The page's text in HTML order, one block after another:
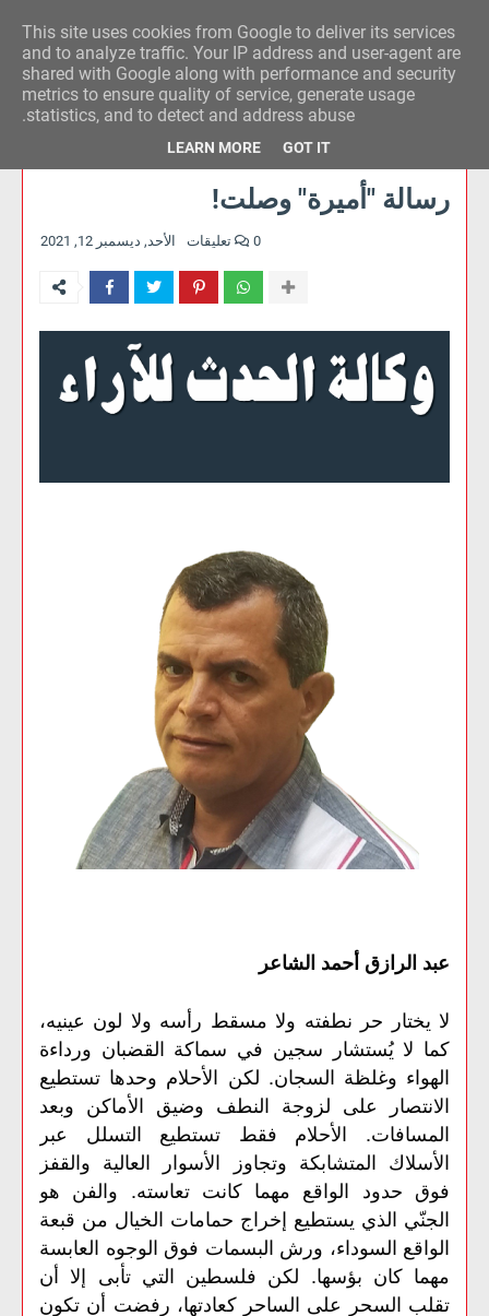
وكالة الحدث للآراء
رسالة "أميرة" وصلت!
الأحد, ديسمبر 12, 2021 0 تعليقات
عبد الرازق أحمد الشاعر
لا يختار حر نطفته ولا مسقط رأسه ولا لون عينيه،
كما لا يُستشار سجين في سماكة القضبان ورداءة
الهواء وغلظة السجان. لكن الأحلام وحدها تستطيع
الانتصار على لزوجة النطف وضيق الأماكن وبعد
المسافات. الأحلام فقط تستطيع التسلل عبر
الأسلاك المتشابكة وتجاوز الأسوار العالية والقفز
فوق حدود الواقع مهما كانت تعاسته. والفن هو
الجنّي الذي يستطيع إخراج حمامات الخيال من قبعة
الواقع السوداء، ورش البسمات فوق الوجوه العابسة
مهما كان بؤسها. لكن فلسطين التي تأبى إلا أن
تقلب السحر على الساحر كعادتها، رفضت أن تكون
This site uses cookies from Google to deliver its services
and to analyze traffic. Your IP address and user-agent are
shared with Google along with performance and security
metrics to ensure quality of service, generate usage
statistics, and to detect and address abuse.
LEARN MORE GOT IT